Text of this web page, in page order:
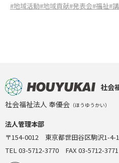
#地域活動#地域貢献#発表会#福祉#
社会
社会福祉法人 奉優会 （ほうゆうかい）
法人管理本部
〒154-0012 東京都世田谷区駒沢1-
TEL 03-5712-3770 FAX 03-5712-3771